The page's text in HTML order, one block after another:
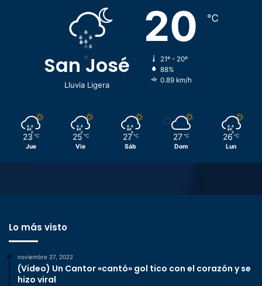
San José
Lluvia Ligera
20 ℃
21º - 20º
88%
0.89 km/h
23 ℃
Jue
25 ℃
Vie
27 ℃
Sáb
27 ℃
Dom
26 ℃
Lun
Lo más visto
noviembre 27, 2022
(Video) Un Cantor «cantó» gol tico con el corazón y se
hizo viral